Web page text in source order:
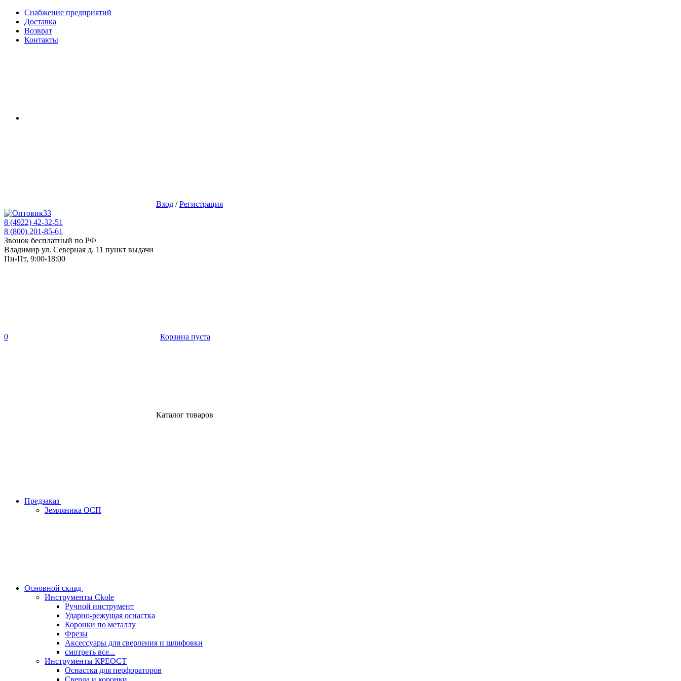
Снабжение предприятий
Доставка
Возврат
Контакты
Вход /Регистрация
8 (4922) 42-32-51
8 (800) 201-85-61
Звонок бесплатный по РФ
Владимир ул. Северная д. 11 пункт выдачи
Пн-Пт, 9:00-18:00
0 Корзина пуста
Каталог товаров
Предзаказ
Земляника ОСП
Основной склад
Инструменты Ckole
Ручной инструмент
Ударно‑режущая оснастка
Коронки по металлу
Фрезы
Аксессуары для сверления и шлифовки
смотреть все...
Инструменты КРЕОСТ
Оснастка для перфораторов
Сверла и коронки